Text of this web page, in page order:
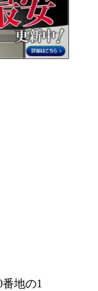
番地の1